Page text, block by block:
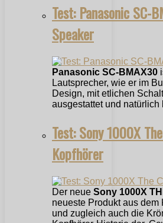
Test: Panasonic SC-
Speaker
Panasonic SC-BMAX30
Lautsprecher, wie er im
Design, mit etlichen
ausgestattet und natürlich
Test: Sony 1000X
Kopfhörer
Der neue Sony 1000X
neueste Produkt aus dem
und zugleich auch die